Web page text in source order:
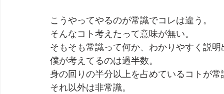
こうやってやるのが常識でコレは違う。
そんなコト考えたって意味が無い。
そもそも常識って何か、わかりやすく説
僕が考えてるのは過半数。
身の回りの半分以上を占めているコトが常
それ以外は非常識。